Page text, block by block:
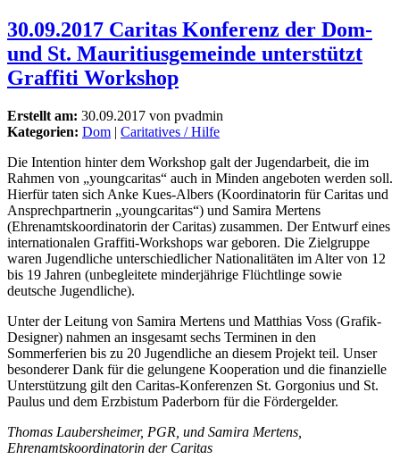
30.09.2017 Caritas Konferenz der Dom-
und St. Mauritiusgemeinde unterstützt
Graffiti Workshop
Erstellt am: 30.09.2017 von pvadmin
Kategorien: Dom | Caritatives / Hilfe
Die Intention hinter dem Workshop galt der Jugendarbeit, die im
Rahmen von „youngcaritas“ auch in Minden angeboten werden soll.
Hierfür taten sich Anke Kues-Albers (Koordinatorin für Caritas und
Ansprechpartnerin „youngcaritas“) und Samira Mertens
(Ehrenamtskoordinatorin der Caritas) zusammen. Der Entwurf eines
internationalen Graffiti-Workshops war geboren. Die Zielgruppe
waren Jugendliche unterschiedlicher Nationalitäten im Alter von 12
bis 19 Jahren (unbegleitete minderjährige Flüchtlinge sowie
deutsche Jugendliche).
Unter der Leitung von Samira Mertens und Matthias Voss (Grafik-
Designer) nahmen an insgesamt sechs Terminen in den
Sommerferien bis zu 20 Jugendliche an diesem Projekt teil. Unser
besonderer Dank für die gelungene Kooperation und die finanzielle
Unterstützung gilt den Caritas-Konferenzen St. Gorgonius und St.
Paulus und dem Erzbistum Paderborn für die Fördergelder.
Thomas Laubersheimer, PGR, und Samira Mertens,
Ehrenamtskoordinatorin der Caritas